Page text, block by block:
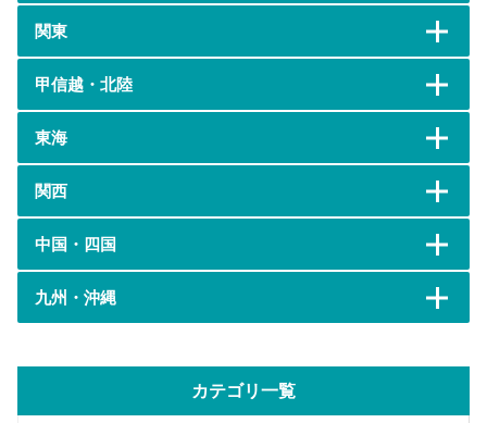
関東
甲信越・北陸
東海
関西
中国・四国
九州・沖縄
カテゴリ一覧